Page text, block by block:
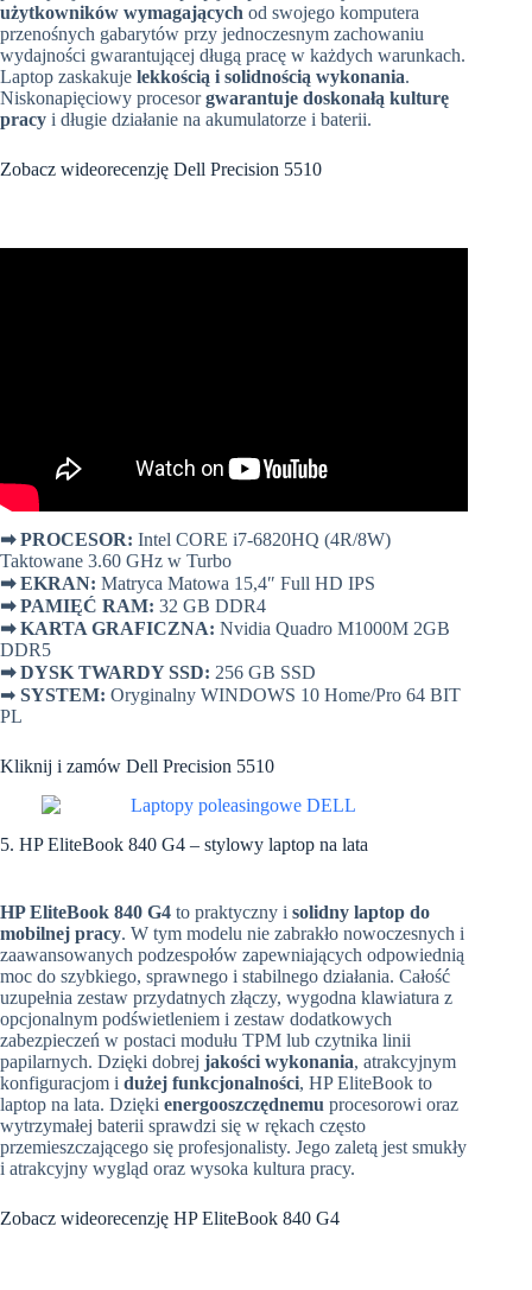
użytkowników wymagających od swojego komputera
przenośnych gabarytów przy jednoczesnym zachowaniu
wydajności gwarantującej długą pracę w każdych warunkach.
Laptop zaskakuje lekkością i solidnością wykonania.
Niskonapięciowy procesorgwarantuje doskonałą kulturę
pracy i długie działanie na akumulatorze i baterii.
Zobacz wideorecenzję Dell Precision 5510
➡PROCESOR: Intel CORE i7-6820HQ (4R/8W)
Taktowane 3.60 GHz w Turbo
➡EKRAN: Matryca Matowa 15,4″ Full HD IPS
➡PAMIĘĆ RAM: 32 GB DDR4
➡KARTA GRAFICZNA: Nvidia Quadro M1000M 2GB
DDR5
➡DYSK TWARDY SSD: 256 GB SSD
➡ SYSTEM: Oryginalny WINDOWS 10 Home/Pro 64 BIT
PL
Kliknij i zamów Dell Precision 5510
5. HP EliteBook 840 G4 – stylowy laptop na lata
HP EliteBook 840 G4 to praktyczny i solidny laptop do
mobilnej pracy. W tym modelu nie zabrakło nowoczesnych i
zaawansowanych podzespołów zapewniających odpowiednią
moc do szybkiego, sprawnego i stabilnego działania. Całość
uzupełnia zestaw przydatnych złączy, wygodna klawiatura z
opcjonalnym podświetleniem i zestaw dodatkowych
zabezpieczeń w postaci modułu TPM lub czytnika linii
papilarnych. Dzięki dobrej jakości wykonania, atrakcyjnym
konfiguracjom i dużej funkcjonalności, HP EliteBook to
laptop na lata. Dzięki energooszczędnemu procesorowi oraz
wytrzymałej baterii sprawdzi się w rękach często
przemieszczającego się profesjonalisty. Jego zaletą jest smukły
i atrakcyjny wygląd oraz wysoka kultura pracy.
Zobacz wideorecenzję HP EliteBook 840 G4